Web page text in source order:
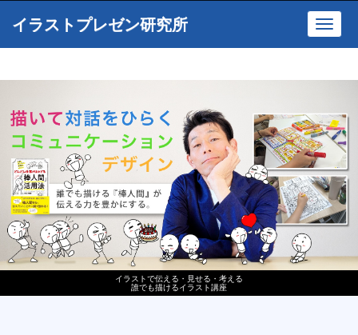
イラストで伝える・見せる・考える
誰でも描けるイラスト講座
イラストプレゼン研究所